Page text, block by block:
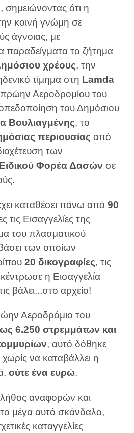
, σημειώνοντας ότι η
κοινή γνώμη σε
άγνοιας, με
παραδείγματα το ζήτημα
χρέους, την
τίμημα στη Lamda
Αεροδρομίου του
του Δημόσιου
Βουλιαγμένης, το
περιουσίας από
των
Ειδικού Φορέα Δασών σε
καταθέσει πάνω από 90
τις Εισαγγελίες της
του πλασματικού
των οποίων
20 δικογραφίες, τις
η Εισαγγελία
βάλει...στο αρχείο!
Αεροδρόμιο του
6.250 στρεμμάτων και
, αυτό δόθηκε
να καταβάλλει η
ούτε ένα ευρώ.
αναφορών και
μέγα αυτό σκάνδαλο,
καταγγελίες